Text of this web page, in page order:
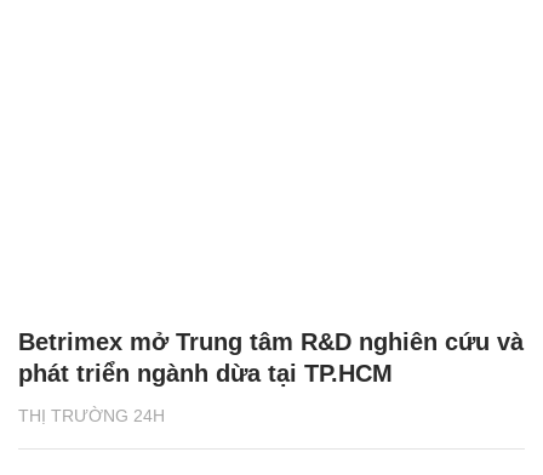
THỊ TRƯỜNG 24H
Betrimex mở Trung tâm R&D nghiên cứu và
phát triển ngành dừa tại TP.HCM